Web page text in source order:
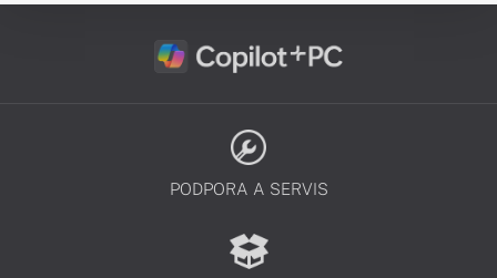
PODPORA A SERVIS